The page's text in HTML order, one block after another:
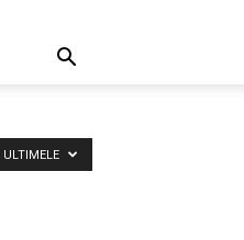
ULTIMELE